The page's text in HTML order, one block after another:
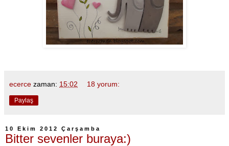
ecerce zaman: 15:02 18 yorum:
Paylaş
10 Ekim 2012 Çarşamba
Bitter sevenler buraya:)